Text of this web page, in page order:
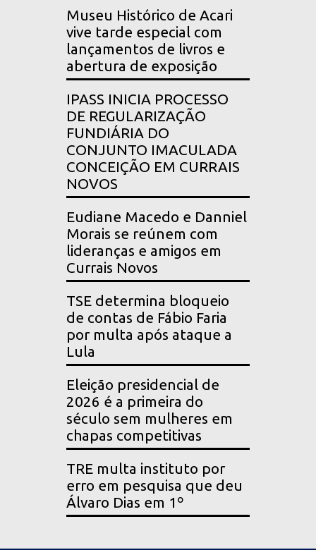
Museu Histórico de Acari
vive tarde especial com
lançamentos de livros e
abertura de exposição
IPASS INICIA PROCESSO
DE REGULARIZAÇÃO
FUNDIÁRIA DO
CONJUNTO IMACULADA
CONCEIÇÃO EM CURRAIS
NOVOS
Eudiane Macedo e Danniel
Morais se reúnem com
lideranças e amigos em
Currais Novos
TSE determina bloqueio
de contas de Fábio Faria
por multa após ataque a
Lula
Eleição presidencial de
2026 é a primeira do
século sem mulheres em
chapas competitivas
TRE multa instituto por
erro em pesquisa que deu
Álvaro Dias em 1º